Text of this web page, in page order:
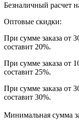
Безналичный расчет
Оптовые скидки:
При сумме заказа от
составит 20%.
При сумме заказа от
составит 25%.
При сумме заказа от
составит 30%.
Минимальная сумма